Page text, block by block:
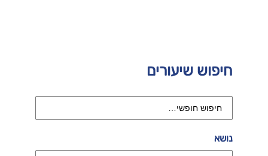
חיפוש שיעורים
נושא